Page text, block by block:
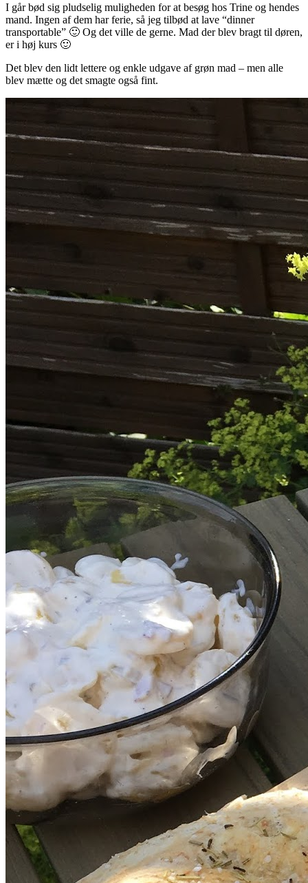
I går bød sig pludselig muligheden for at besøg hos Trine og hendes
mand. Ingen af dem har ferie, så jeg tilbød at lave “dinner
transportable” 🙂 Og det ville de gerne. Mad der blev bragt til døren,
er i høj kurs 🙂
Det blev den lidt lettere og enkle udgave af grøn mad – men alle
blev mætte og det smagte også fint.